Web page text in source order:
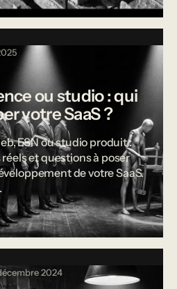
ou studio : qui
votre SaaS ?
ESN ou studio produit :
et questions à poser
de votre SaaS.
2024